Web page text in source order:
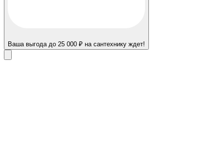
Ваша выгода до 25 000 ₽ на сантехнику ждет!